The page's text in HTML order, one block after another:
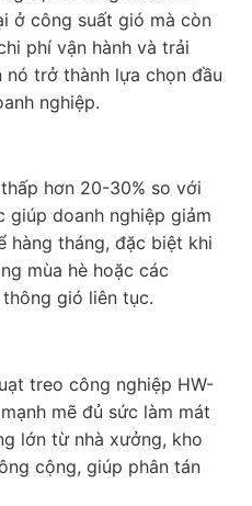
ở công suất gió mà còn
phí vận hành và trải
nó trở thành lựa chọn đầu
nghiệp.
hơn 20-30% so với
giúp doanh nghiệp giảm
hàng tháng, đặc biệt khi
mùa hè hoặc các
gió liên tục.
treo công nghiệp HW-
mẽ đủ sức làm mát
lớn từ nhà xưởng, kho
cộng, giúp phân tán